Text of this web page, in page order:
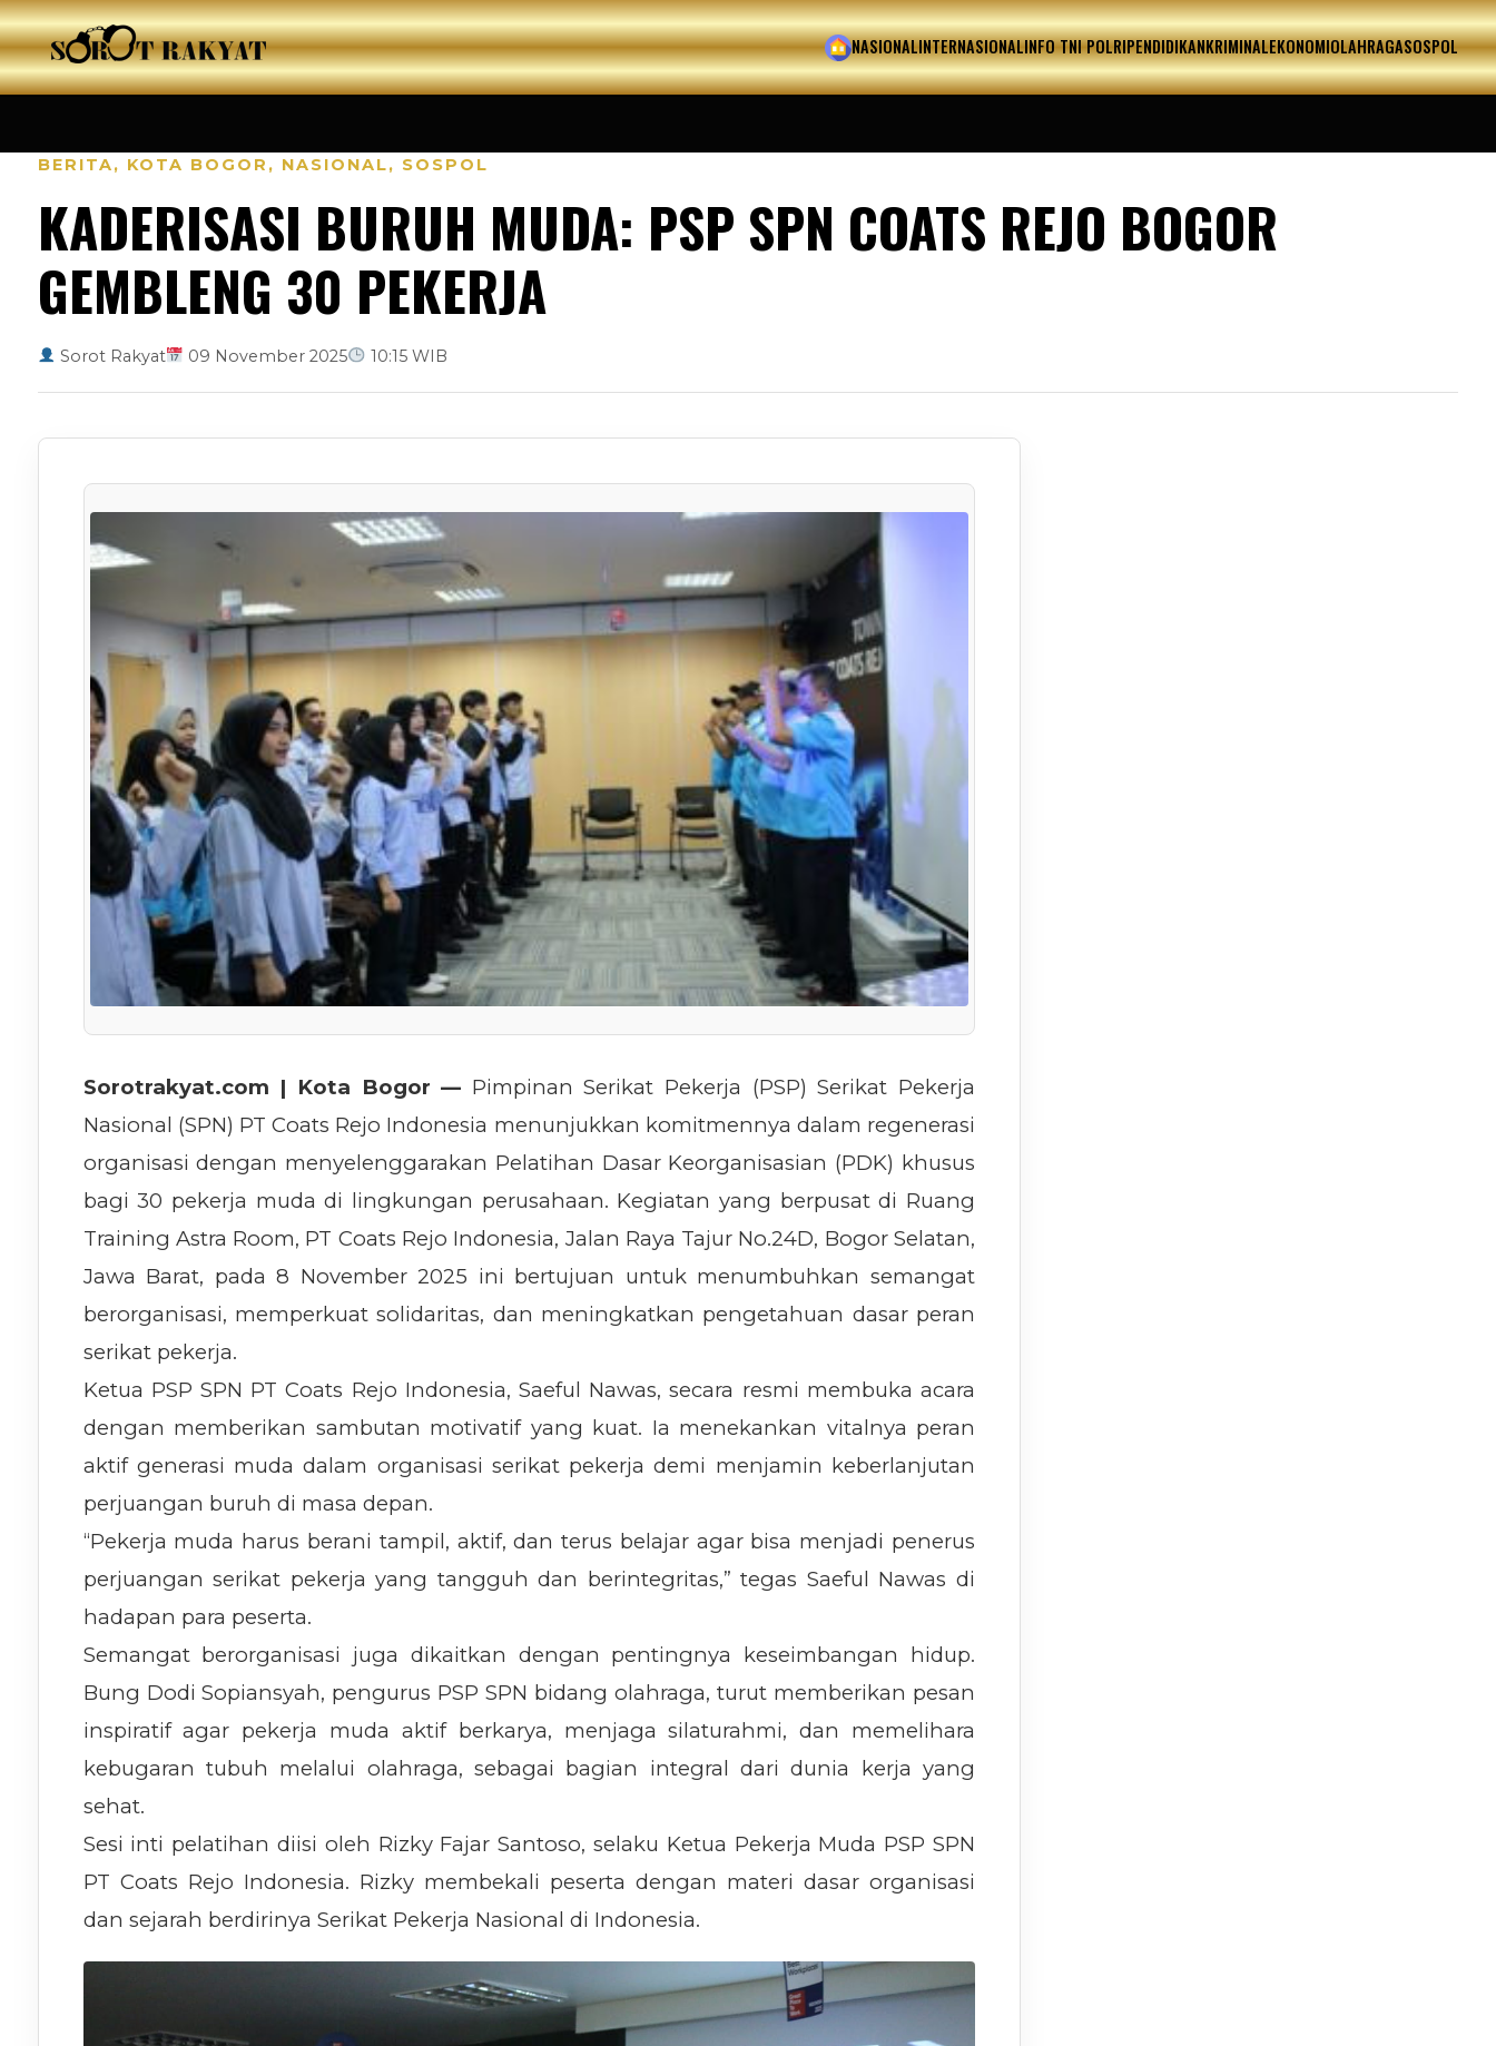
HOME
NASIONALINTERNASIONALINFO TNI POLRIPENDIDIKANKRIMINALEKONOMIOLAHRAGASOSPOL
BERITA, KOTA BOGOR , NASIONAL, SOSPOL
KADERISASI BURUH MUDA: PSP SPN COATS REJO BOGOR
GEMBLENG 30 PEKERJA
Sorot Rakyat 09 November 2025 10:15 WIB
Sorotrakyat.com | Kota Bogor — Pimpinan Serikat Pekerja (PSP) Serikat Pekerja
Nasional (SPN) PT Coats Rejo Indonesia menunjukkan komitmennya dalam regenerasi
organisasi dengan menyelenggarakan Pelatihan Dasar Keorganisasian (PDK) khusus
bagi 30 pekerja muda di lingkungan perusahaan. Kegiatan yang berpusat di Ruang
Training Astra Room, PT Coats Rejo Indonesia, Jalan Raya Tajur No.24D, Bogor Selatan,
Jawa Barat, pada 8 November 2025 ini bertujuan untuk menumbuhkan semangat
berorganisasi, memperkuat solidaritas, dan meningkatkan pengetahuan dasar peran
serikat pekerja.
Ketua PSP SPN PT Coats Rejo Indonesia, Saeful Nawas, secara resmi membuka acara
dengan memberikan sambutan motivatif yang kuat. Ia menekankan vitalnya peran
aktif generasi muda dalam organisasi serikat pekerja demi menjamin keberlanjutan
perjuangan buruh di masa depan.
“Pekerja muda harus berani tampil, aktif, dan terus belajar agar bisa menjadi penerus
perjuangan serikat pekerja yang tangguh dan berintegritas,” tegas Saeful Nawas di
hadapan para peserta.
Semangat berorganisasi juga dikaitkan dengan pentingnya keseimbangan hidup.
Bung Dodi Sopiansyah, pengurus PSP SPN bidang olahraga, turut memberikan pesan
inspiratif agar pekerja muda aktif berkarya, menjaga silaturahmi, dan memelihara
kebugaran tubuh melalui olahraga, sebagai bagian integral dari dunia kerja yang
sehat.
Sesi inti pelatihan diisi oleh Rizky Fajar Santoso, selaku Ketua Pekerja Muda PSP SPN
PT Coats Rejo Indonesia. Rizky membekali peserta dengan materi dasar organisasi
dan sejarah berdirinya Serikat Pekerja Nasional di Indonesia.